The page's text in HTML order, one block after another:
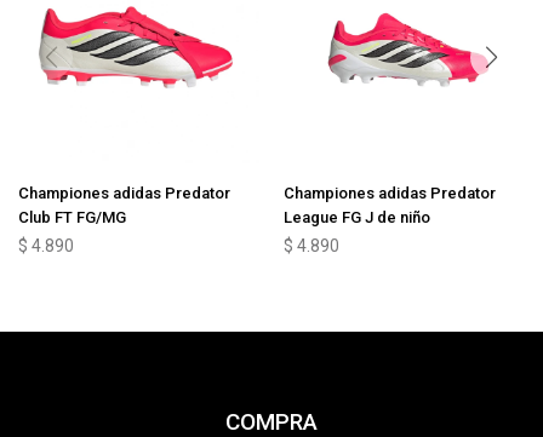
Championes adidas Predator
Club FT FG/MG
$ 4.890
Championes adidas Predator
League FG J de niño
$ 4.890
COMPRA